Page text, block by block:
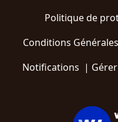
Politique de
Conditions
Notifications |